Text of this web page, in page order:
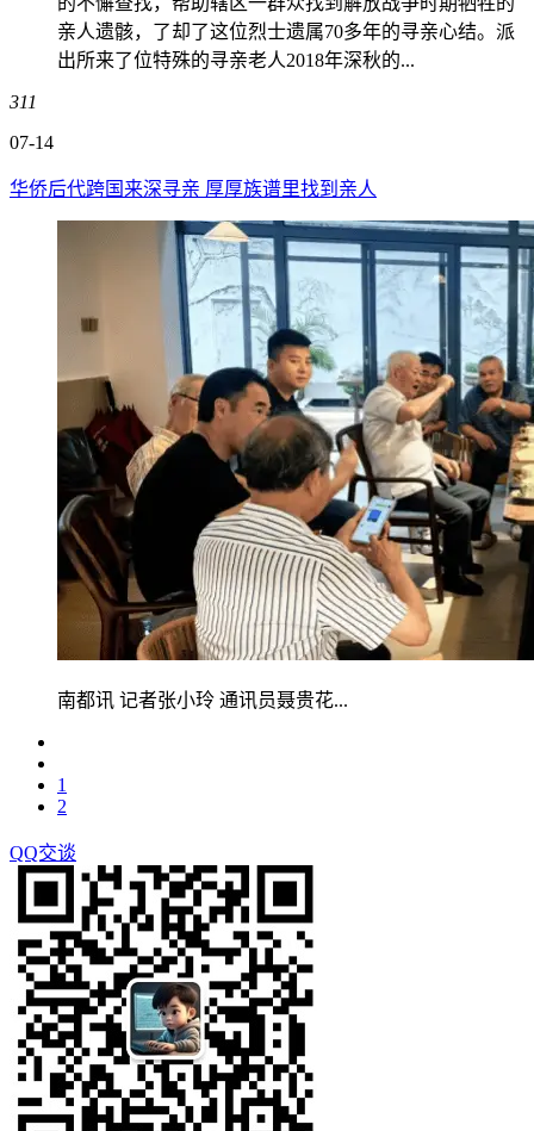
亲人遗骸，了却了这位烈士遗属70多年的寻亲心结。派
出所来了位特殊的寻亲老人2018年深秋的...
311
07-14
华侨后代跨国来深寻亲 厚厚族谱里找到亲人
南都讯 记者张小玲 通讯员聂贵花...
1
2
QQ交谈